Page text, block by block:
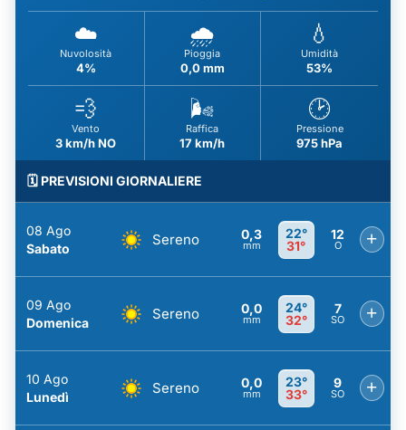
☁️
Nuvolosità
4%
🌧️
Pioggia
0,0 mm
💧
Umidità
53%
💨
Vento
3 km/h NO
🌬️
Raffica
17 km/h
🕑
Pressione
975 hPa
🗓️ PREVISIONI GIORNALIERE
08 Ago
Sabato
Sereno 0,3
mm
22°
31°
12
O +
09 Ago
Domenica
Sereno 0,0
mm
24°
32°
7
SO +
10 Ago
Lunedì
Sereno 0,0
mm
23°
33°
9
SO +